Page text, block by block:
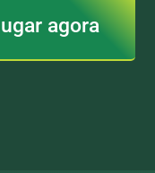
agora